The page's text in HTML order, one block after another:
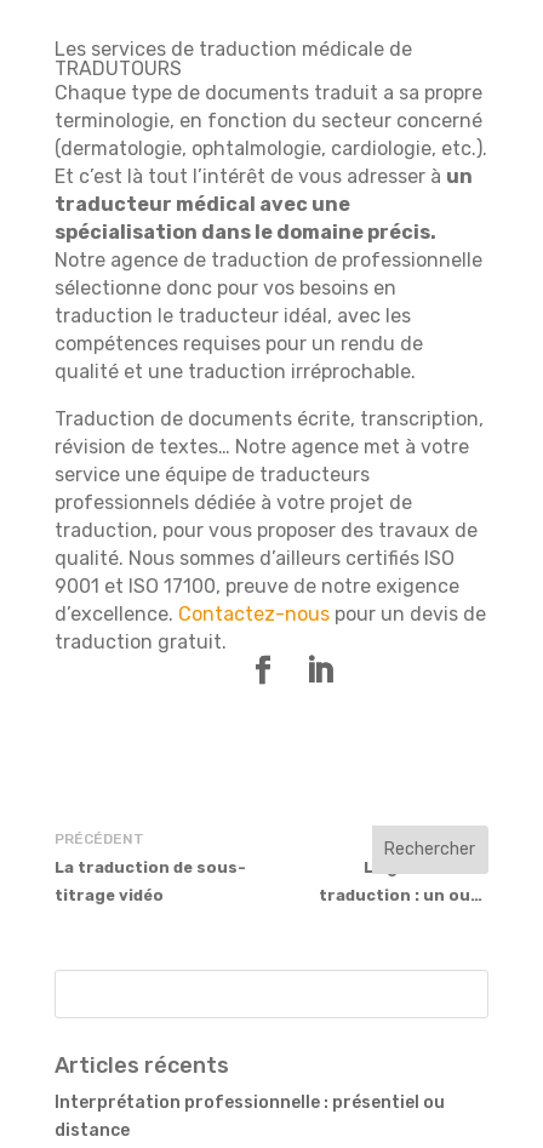
Les services de traduction médicale de
TRADUTOURS
Chaque type de documents traduit a sa propre
terminologie, en fonction du secteur concerné
(dermatologie, ophtalmologie, cardiologie, etc.).
Et c’est là tout l’intérêt de vous adresser à un
traducteur médical avec une
spécialisation dans le domaine précis.
Notre agence de traduction de professionnelle
sélectionne donc pour vos besoins en
traduction le traducteur idéal, avec les
compétences requises pour un rendu de
qualité et une traduction irréprochable.
Traduction de documents écrite, transcription,
révision de textes… Notre agence met à votre
service une équipe de traducteurs
professionnels dédiée à votre projet de
traduction, pour vous proposer des travaux de
qualité. Nous sommes d’ailleurs certifiés ISO
9001 et ISO 17100, preuve de notre exigence
d’excellence. Contactez-nouspour un devis de
traduction gratuit.
PRÉCÉDENT
La traduction de sous-
titrage vidéo
SUIVANT
Le glossaire de
traduction : un outil
Articles récents
Interprétation professionnelle : présentiel ou
distance